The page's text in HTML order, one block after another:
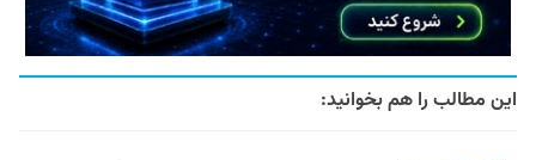
این مطالب را هم بخوانید: